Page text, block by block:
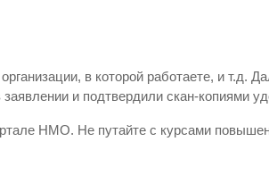
в которой работаете, и т.д.
и подтвердили скан-копиями
НМО. Не путайте с курсами